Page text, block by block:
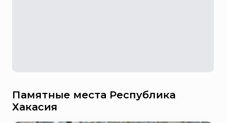
Памятные места Республика
Хакасия